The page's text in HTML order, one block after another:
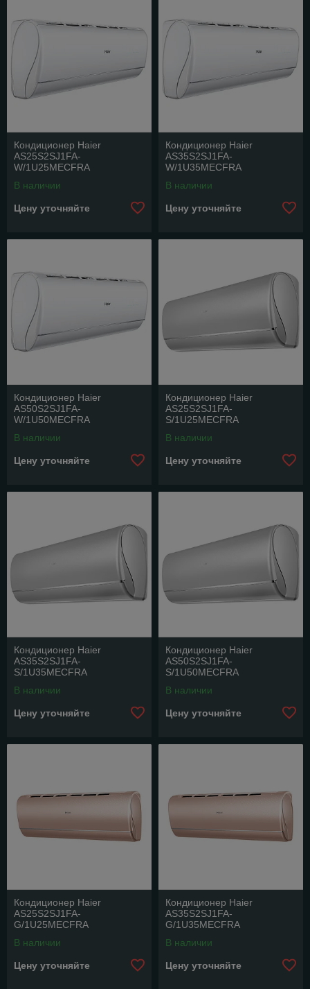
Кондиционер Haier
AS25S2SJ1FA-
W/1U25MECFRA
В наличии
Цену уточняйте
Кондиционер Haier
AS35S2SJ1FA-
W/1U35MECFRA
В наличии
Цену уточняйте
Кондиционер Haier
AS50S2SJ1FA-
W/1U50MECFRA
В наличии
Цену уточняйте
Кондиционер Haier
AS25S2SJ1FA-
S/1U25MECFRA
В наличии
Цену уточняйте
Кондиционер Haier
AS35S2SJ1FA-
S/1U35MECFRA
В наличии
Цену уточняйте
Кондиционер Haier
AS50S2SJ1FA-
S/1U50MECFRA
В наличии
Цену уточняйте
Кондиционер Haier
AS25S2SJ1FA-
G/1U25MECFRA
В наличии
Цену уточняйте
Кондиционер Haier
AS35S2SJ1FA-
G/1U35MECFRA
В наличии
Цену уточняйте